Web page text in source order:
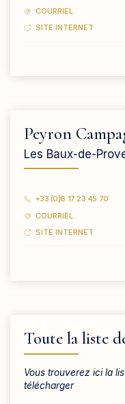
COURRIEL
SITE INTERNET
Peyron
Les Baux-de-
+33 (0)6 17 23 45 70
COURRIEL
SITE INTERNET
Toute la liste
Vous trouverez ici la
télécharger